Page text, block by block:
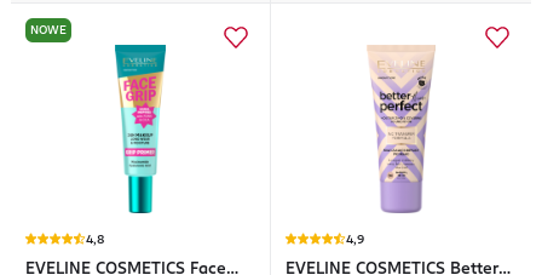
NOWE
4,8
EVELINE COSMETICS Face
4,9
EVELINE COSMETICS Better